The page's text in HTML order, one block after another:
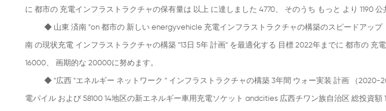
に 都市の 充電インフラストラクチャの保有量は 以上 に達しました 4770、 そのうち もっと より 1190 公
◆ 山東 済南 "on 都市の 新しい energyvehicle 充電インフラストラクチャの構築のスピードアッ
南 の現状充電 インフラストラクチャの構築 "13日 5年 計画" を最適化する 目標 2022年までに 都市の 充
16000、 画期的な 20000に努めます。
◆"広西 "エネルギー ネットワーク " インフラストラクチャの構築 3年間 ウォー実装 計画 （
電パイル および 58100 14地区の新エネルギー車用充電ソケット andcities 広西チワン族自治区 総投資額